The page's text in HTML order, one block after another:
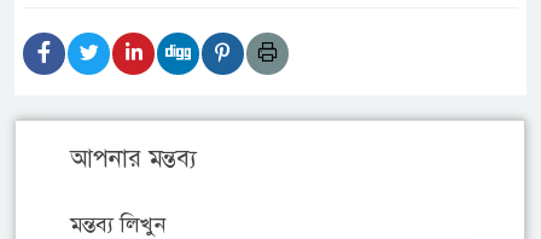
আপনার মন্তব্য
মন্তব্য লিখুন